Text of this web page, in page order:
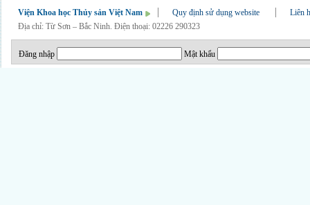
Viện Khoa học Thủy sản Việt Nam Quy định sử dụng website
Liên
Địa chỉ: Từ Sơn – Bắc Ninh. Điện thoại: 02226 290323
Đăng nhập Mật khẩu